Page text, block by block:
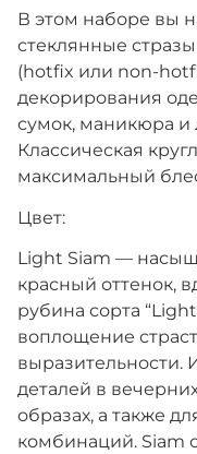
В этом наборе вы
стеклянные
(hotfix или non-
декорирования
сумок, маникюра и
Классическая
максимальный
Цвет:
Light Siam —
красный оттенок,
рубина сорта
воплощение
выразительности.
деталей в
образах, а также
комбинаций. Siam